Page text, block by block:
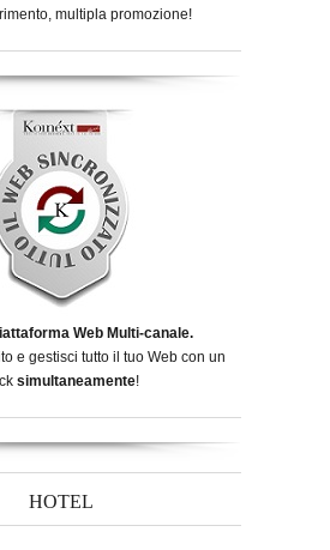
multipla promozione!
Web Multi-canale.
e gestisci tutto il tuo Web con un
simultaneamente!
HOTEL